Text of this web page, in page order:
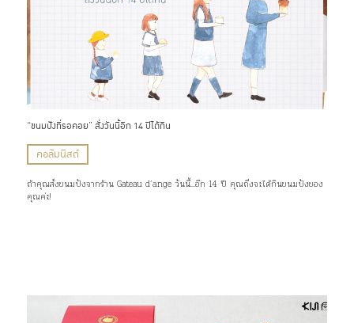
“ขนมปังที่รอคอย” สั่งวันนี้อีก 14 ปีได้กิน
คอลัมนิสต์
ถ้าคุณสั่งขนมปังจากร้าน Gateau d’ange วันนี้...อีก 14 ปี คุณถึงจะได้กินขนมปังของ
คุณค่ะ!